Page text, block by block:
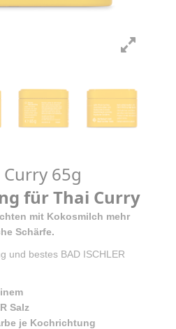
Curry 65g
für Thai Curry
mit Kokosmilch mehr
Schärfe.
und bestes BAD ISCHLER
Salz
je Kochrichtung